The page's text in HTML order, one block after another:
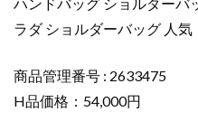
ー
ミ
ハ
ン
ラダ ショルダーバッグ 人気
商品管理番号 : 2633475
H品価格：54,000円